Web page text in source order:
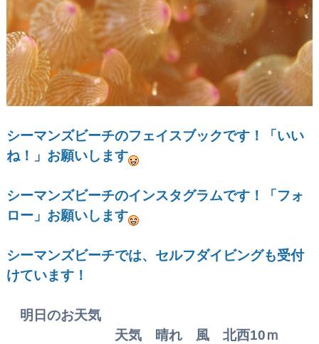
シーマンズビーチのフェイスブックです！
「いい
ね！」お願いします
シーマンズビーチのインスタグラムです！「フォ
ロー」お願いします
シーマンズビーチでは、セルフダイビングも受付
けています！
明日のお天気
天気 晴れ 風 北西10ｍ